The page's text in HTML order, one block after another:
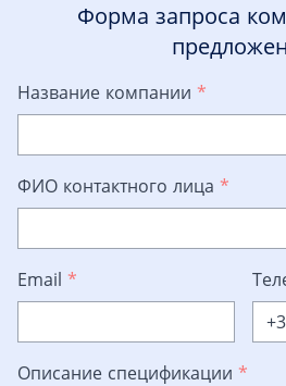
Форма запроса
Название компании *
ФИО контактного лица *
Email *
Описание спецификации *